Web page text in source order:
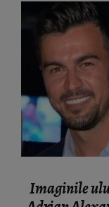
Imaginile